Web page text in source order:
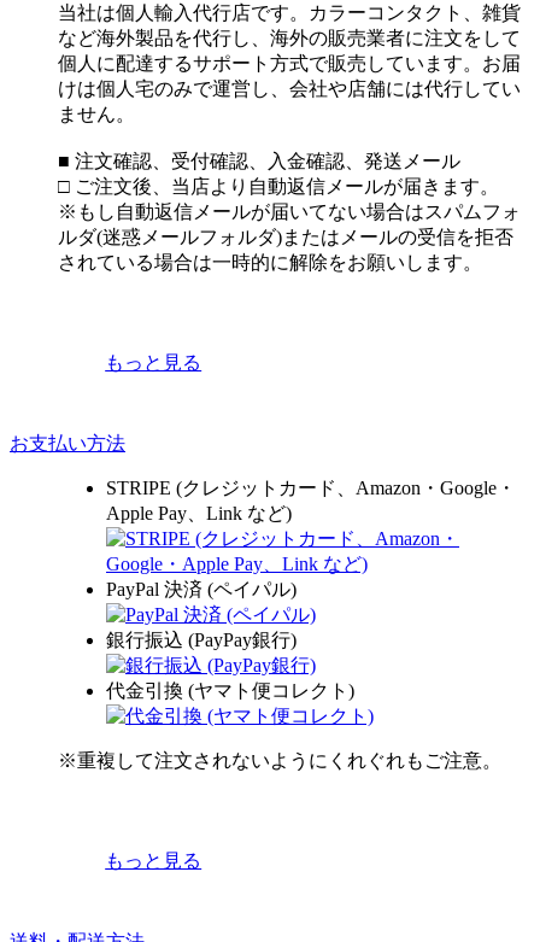
当社は個人輸入代行店です。カラーコンタクト、雑貨
など海外製品を代行し、海外の販売業者に注文をして
個人に配達するサポート方式で販売しています。お届
けは個人宅のみで運営し、会社や店舗には代行してい
ません。
■ 注文確認、受付確認、入金確認、発送メール
□ ご注文後、当店より自動返信メールが届きます。
※もし自動返信メールが届いてない場合はスパムフォ
ルダ(迷惑メールフォルダ)またはメールの受信を拒否
されている場合は一時的に解除をお願いします。
もっと見る
お支払い方法
STRIPE (クレジットカード、Amazon・Google・
Apple Pay、Link など)
PayPal 決済 (ペイパル)
銀行振込 (PayPay銀行)
代金引換 (ヤマト便コレクト)
※重複して注文されないようにくれぐれもご注意。
もっと見る